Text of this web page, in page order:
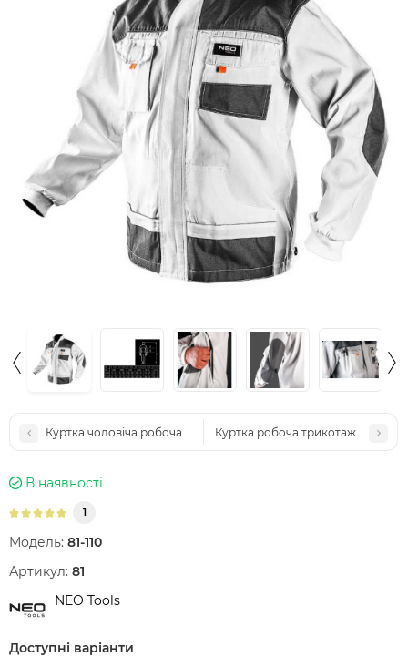
Куртка чоловіча робоча NEO Tools 81-410Куртка робоча трикотажна NEO
В наявності
1
Модель: 81-110
Артикул: 81
NEO Tools
Доступні варіанти